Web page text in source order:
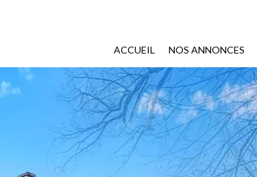
ACCUEIL NOS ANNONCES